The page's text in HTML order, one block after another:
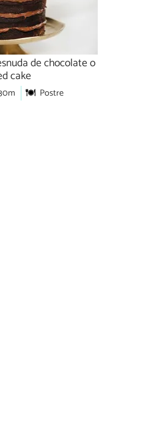
de chocolate o
cake
Postre